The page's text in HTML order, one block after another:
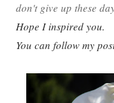
don't give up these
Hope I inspired you.
You can follow my